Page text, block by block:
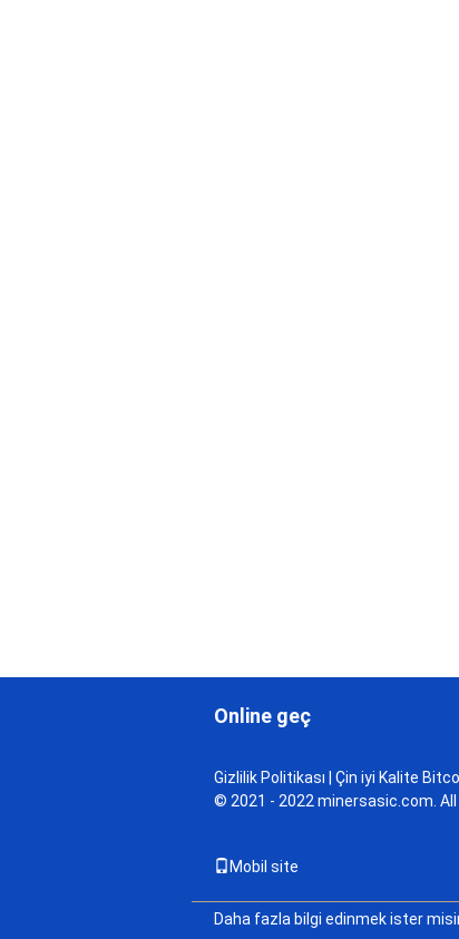
Online geç
Gizlilik Politikası | Çin iyi Kalite
© 2021 - 2022 minersasic.com. All
Mobil site
Daha fazla bilgi edinmek ister